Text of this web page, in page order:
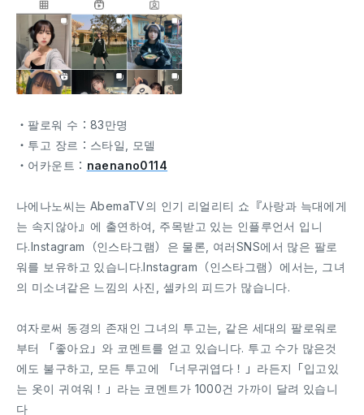
・팔로워 수：83만명
・투고 장르：스타일, 모델
・어카운트： naenano0114
나에나노씨는 AbemaTV의 인기 리얼리티 쇼『사랑과 늑대에게
는 속지않아』에 출연하여, 주목받고 있는 인플루언서 입니
다.Instagram（인스타그램）은 물론, 여러SNS에서 많은 팔로
워를 보유하고 있습니다.Instagram（인스타그램）에서는, 그녀
의 미소녀같은 느낌의 사진, 셀카의 피드가 많습니다.
여자로써 동경의 존재인 그녀의 투고는, 같은 세대의 팔로워로
부터 「좋아요」와 코멘트를 얻고 있습니다. 투고 수가 많은것
에도 불구하고, 모든 투고에 「너무귀엽다！」라든지「입고있
는 옷이 귀여워！」라는 코멘트가 1000건 가까이 달려 있습니
다